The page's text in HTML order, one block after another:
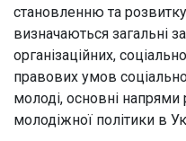
становленню та
визначаються загальні
організаційних,
правових умов
молоді, основні напрями
молодіжної політики в